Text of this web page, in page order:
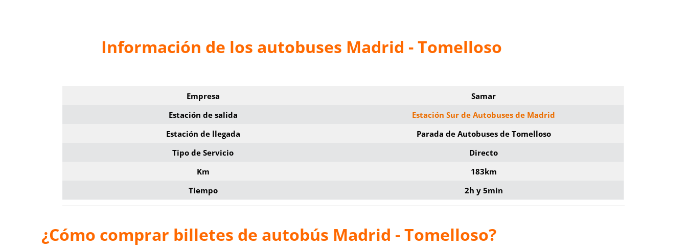
Información de los autobuses Madrid - Tomelloso
Empresa
Samar
Estación de salida
Estación Sur de Autobuses de Madrid
Estación de llegada
Parada de Autobuses de Tomelloso
Tipo de Servicio
Directo
Km
183km
Tiempo
2h y 5min
¿Cómo comprar billetes de autobús Madrid - Tomelloso?